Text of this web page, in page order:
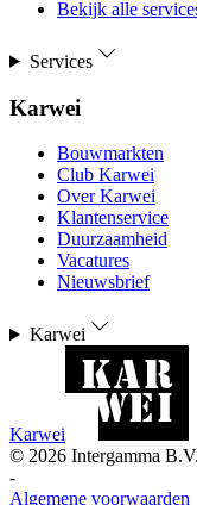
Bekijk alle
Services
Karwei
Bouwmarkten
Club Karwei
Over Karwei
Klantenservice
Duurzaamheid
Vacatures
Nieuwsbrief
Karwei
Karwei
© 2026 Intergamma B.V.
-
Algemene voorwaarden